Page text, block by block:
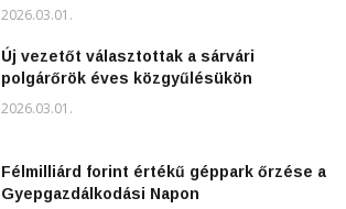
2026.03.01.
Új vezetőt választottak a sárvári
polgárőrök éves közgyűlésükön
2026.03.01.
Félmilliárd forint értékű géppark őrzése a
Gyepgazdálkodási Napon